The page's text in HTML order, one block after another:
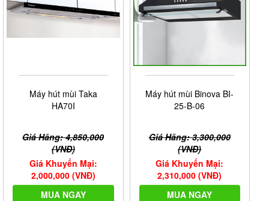
Máy hút mùi Taka
HA70I
Giá Hãng: 4,850,000
(VNĐ)
Giá Khuyến Mại:
2,000,000 (VNĐ)
MUA NGAY
Máy hút mùi Binova BI-
25-B-06
Giá Hãng: 3,300,000
(VNĐ)
Giá Khuyến Mại:
2,310,000 (VNĐ)
MUA NGAY